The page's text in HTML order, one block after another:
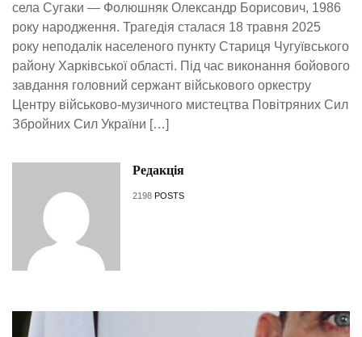
села Сугаки — Фолюшняк Олександр Борисович, 1986
року народження. Трагедія сталася 18 травня 2025
року неподалік населеного пункту Стариця Чугуївського
району Харківської області. Під час виконання бойового
завдання головний сержант військового оркестру
Центру військово-музичного мистецтва Повітряних Сил
Збройних Сил України […]
Редакція
2198 POSTS